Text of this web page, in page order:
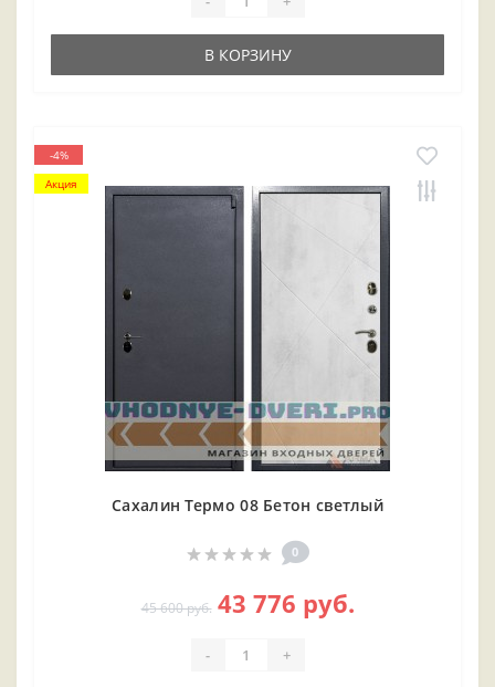
В КОРЗИНУ
-4%
Акция
Сахалин Термо 08 Бетон светлый
0
45 600 руб. 43 776 руб.
- +